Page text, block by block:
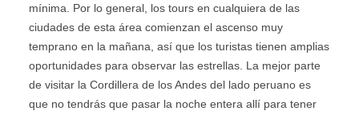
mínima. Por lo general, los tours en cualquiera de las
ciudades de esta área comienzan el ascenso muy
temprano en la mañana, así que los turistas tienen amplias
oportunidades para observar las estrellas. La mejor parte
de visitar la Cordillera de los Andes del lado peruano es
que no tendrás que pasar la noche entera allí para tener